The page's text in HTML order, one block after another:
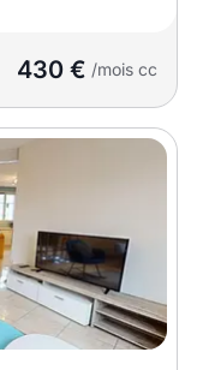
430 € /mois cc